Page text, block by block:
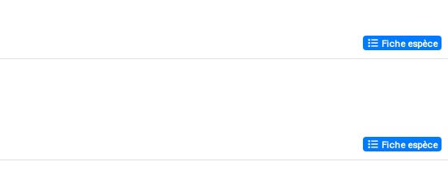
Fiche espèce
Fiche espèce